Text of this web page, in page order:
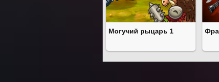
Могучий рыцарь 1